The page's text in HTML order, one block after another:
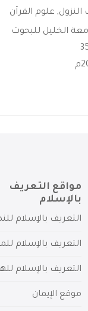
النزول, علوم القرآن
الخليل للبحوث
مواقع التعريف
بالإسلام
التعريف بالإسلام
التعريف بالإسلام
التعريف بالإسلام
موقع الإيمان